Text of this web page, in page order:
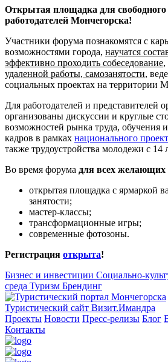
Открытая площадка для
работодателей Мончегорска!
Участники форума познакомятся с
возможностями города, научатся
эффективно проходить собеседование,
удаленной работы, самозанятости,
социальных проектах на территории
Для работодателей и представителей
организованы дискуссии и круглые
возможностей рынка труда, обучения
кадров в рамках национального
также трудоустройства молодежи с 14
Во время форума для всех желающих
открытая площадка с ярмаркой
занятости;
мастер-классы;
трансформационные игры;
современные фотозоны.
Регистрация открыта!
Бизнес и инвестиции Социально-
среда Туризм Брендинг
Туристический сайт Визит.Имандра
Проекты Новости Пресс-релизы Блог
Контакты